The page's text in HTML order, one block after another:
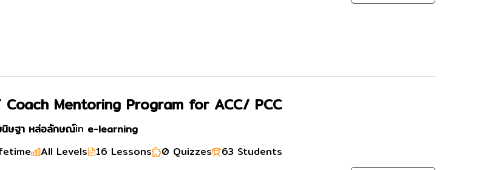
Coach Mentoring Program for ACC/ PCC
นิษฐา หล่อลักษณ์in e-learning
All Levels 16 Lessons 0 Quizzes 63 Students